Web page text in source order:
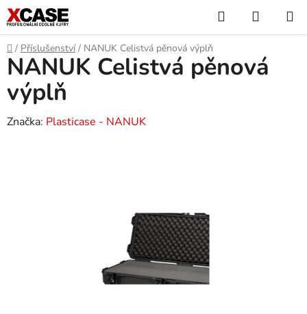
Přejít
na
obsah
Hledat
KOŠÍK
Domů
/ Příslušenství / NANUK Celistvá pěnová výplň
NANUK Celistvá pěnová
výplň
Značka: Plasticase - NANUK